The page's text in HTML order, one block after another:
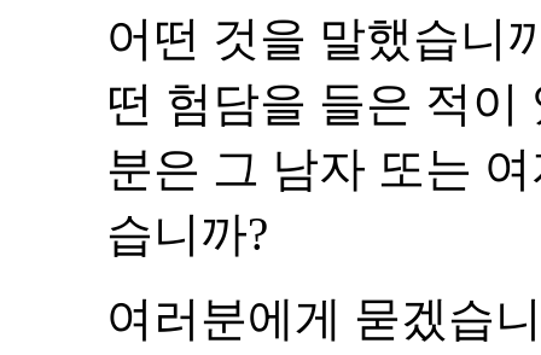
어떤 것을 말했습니
떤 험담을 들은 적이
분은 그 남자 또는
습니까?
여러분에게 묻겠습